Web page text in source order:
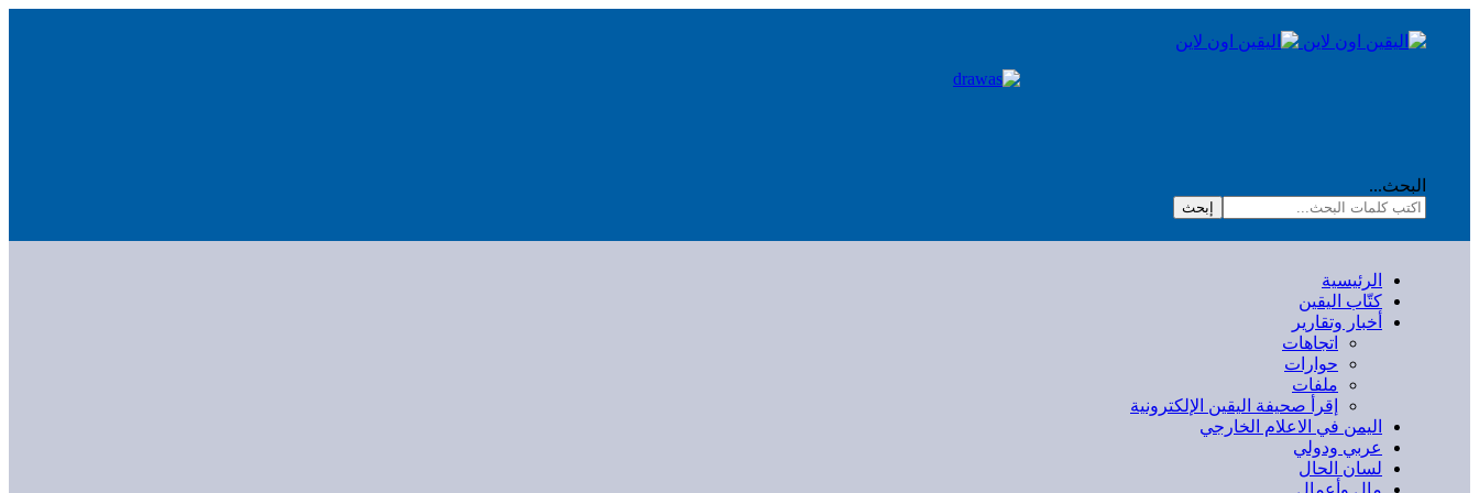
البحث...
إبحث
الرئيسية
كتّاب اليقين
أخبار وتقارير
اتجاهات
حوارات
ملفات
إقرأ صحيفة اليقين الإلكترونية
اليمن في الاعلام الخارجي
عربي ودولي
لسان الحال
مال وأعمال